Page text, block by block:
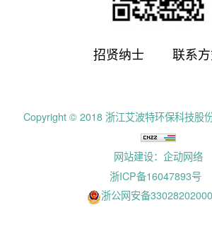
招贤纳士 联系
Copyright © 2018 浙江艾波特环保科技股
网站建设：企动网络
浙ICP备16047893号
浙公网安备